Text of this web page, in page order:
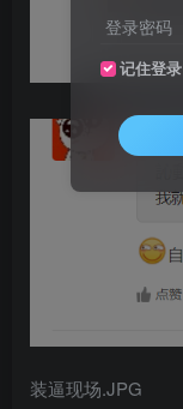
装逼现场.JPG
登录密码
记住登录